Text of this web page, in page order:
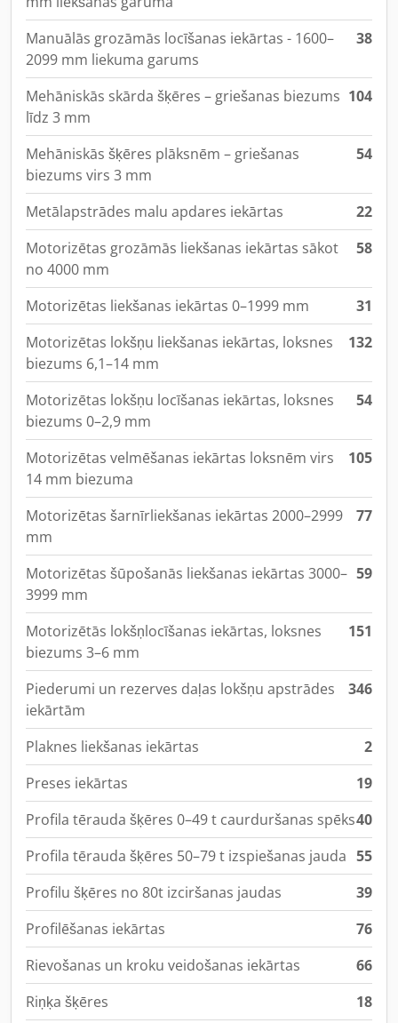
Manuālās grozāmās locīšanas iekārtas - 1600–
2099 mm liekuma garums
38
Mehāniskās skārda šķēres – griešanas biezums
līdz 3 mm
104
Mehāniskās šķēres plāksnēm – griešanas
biezums virs 3 mm
54
Metālapstrādes malu apdares iekārtas
22
Motorizētas grozāmās liekšanas iekārtas sākot
no 4000 mm
58
Motorizētas liekšanas iekārtas 0–1999 mm
31
Motorizētas lokšņu liekšanas iekārtas, loksnes
biezums 6,1–14 mm
132
Motorizētas lokšņu locīšanas iekārtas, loksnes
biezums 0–2,9 mm
54
Motorizētas velmēšanas iekārtas loksnēm virs
14 mm biezuma
105
Motorizētas šarnīrliekšanas iekārtas 2000–2999
mm
77
Motorizētas šūpošanās liekšanas iekārtas 3000–
3999 mm
59
Motorizētās lokšņlocīšanas iekārtas, loksnes
biezums 3–6 mm
151
Piederumi un rezerves daļas lokšņu apstrādes
iekārtām
346
Plaknes liekšanas iekārtas
2
Preses iekārtas
19
Profila tērauda šķēres 0–49 t caurduršanas spēks40
Profila tērauda šķēres 50–79 t izspiešanas jauda 55
Profilu šķēres no 80t izciršanas jaudas
39
Profilēšanas iekārtas
76
Rievošanas un kroku veidošanas iekārtas
66
Riņķa šķēres
18